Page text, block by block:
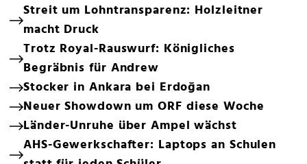
Streit um Lohntransparenz: Holzleitner
macht Druck
Trotz Royal-Rauswurf: Königliches
Begräbnis für Andrew
Stocker in Ankara bei Erdoğan
Neuer Showdown um ORF diese Woche
Länder-Unruhe über Ampel wächst
AHS-Gewerkschafter: Laptops an Schulen